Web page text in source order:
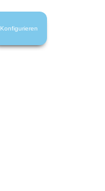
Konfigurieren